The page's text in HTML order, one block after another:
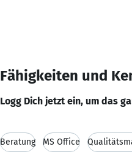
Fähigkeiten und
Logg Dich jetzt ein, um das
Beratung MS Office